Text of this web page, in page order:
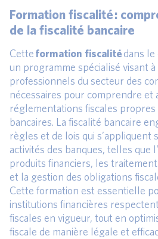
Formation fiscalité :
de la fiscalité bancaire
Cetteformation fiscalitédans le
un programme spécialisé visant
professionnels du secteur des
nécessaires pour comprendre et
réglementations fiscales propres
bancaires. La fiscalité bancaire
règles et de lois qui s’appliquent
activités des banques, telles que
produits financiers, les
et la gestion des obligations
Cette formation est essentielle
institutions financières
fiscales en vigueur, tout en
fiscale de manière légale et